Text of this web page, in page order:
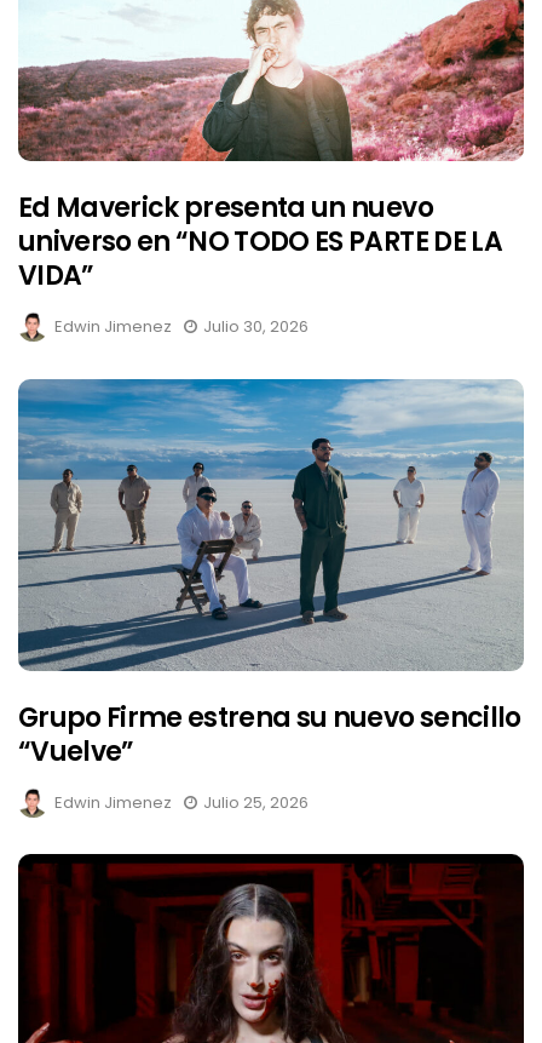
Ed Maverick presenta un nuevo
universo en “NO TODO ES PARTE DE LA
VIDA”
Edwin Jimenez Julio 30, 2026
Grupo Firme estrena su nuevo sencillo
“Vuelve”
Edwin Jimenez Julio 25, 2026